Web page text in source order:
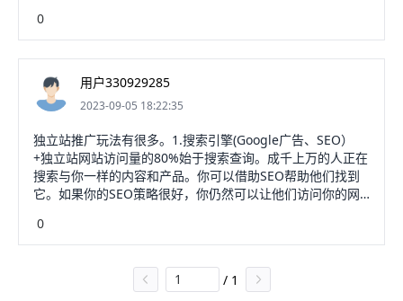
甚至渴望了解更多。
0
用户330929285
2023-09-05 18:22:35
独立站推广玩法有很多。1.搜索引擎(Google广告、SEO）
+独立站网站访问量的80%始于搜索查询。成千上万的人正在
搜索与你一样的内容和产品。你可以借助SEO帮助他们找到
它。如果你的SEO策略很好，你仍然可以让他们访问你的网
Google的首页上获得排名之后，你将获得更多的曝光度，从
而获得更多的流量、更多的转化和更多的销售收入。SEO优
化技巧：-与SEO专家一起完成SEO审核-处理关键目标网页-
定位相关关键词-使用内部链接-修复404错误和排版问题-最
0
/ 1